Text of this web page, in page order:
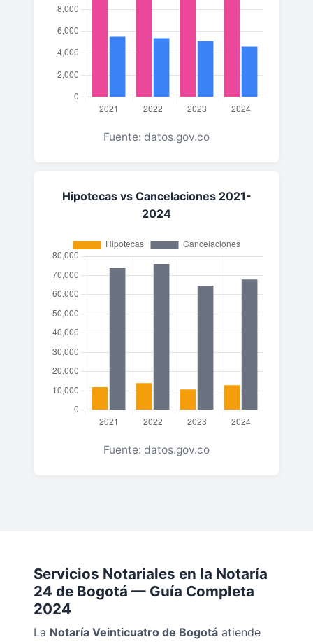
Fuente: datos.gov.co
Hipotecas vs Cancelaciones 2021-
2024
Fuente: datos.gov.co
Servicios Notariales en la Notaría
24 de Bogotá — Guía Completa
2024
La Notaría Veinticuatro de Bogotá atiende